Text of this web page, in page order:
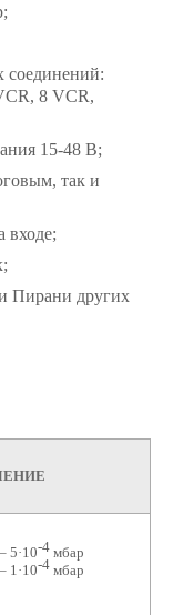
8 VCR,
15-48 В;
так и
входе;
Пирани других
5·10-4 мбар
1·10-4 мбар